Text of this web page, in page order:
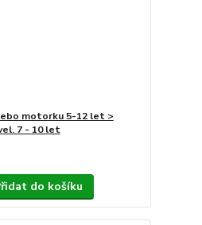
motorku 5-12 let >
7 - 10 let
do košíku